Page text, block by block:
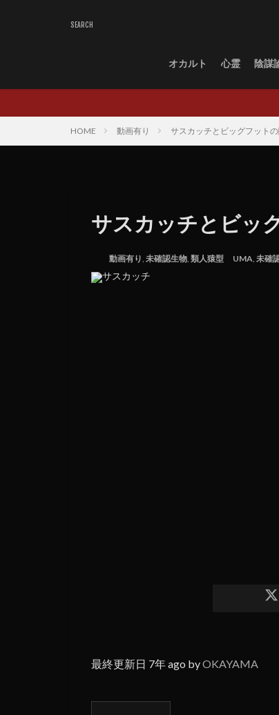
オカルト 心霊 陰謀
HOME 動画有り サスカッチとビッグフット
サスカッチとビッ
動画有り, 未確認生物, 類人猿型 UMA, 未確
最終更新日 7年 ago byOKAYAMA